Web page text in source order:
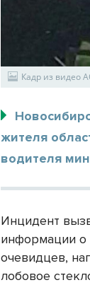
Кадр из видео
жителя
водителя
Инцидент
информации о
очевидцев,
лобовое